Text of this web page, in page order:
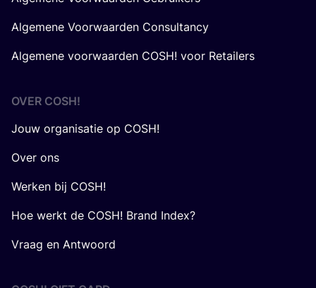
Algemene Voorwaarden Consultancy
Algemene voorwaarden COSH! voor Retailers
OVER COSH!
Jouw organisatie op COSH!
Over ons
Werken bij COSH!
Hoe werkt de COSH! Brand Index?
Vraag en Antwoord